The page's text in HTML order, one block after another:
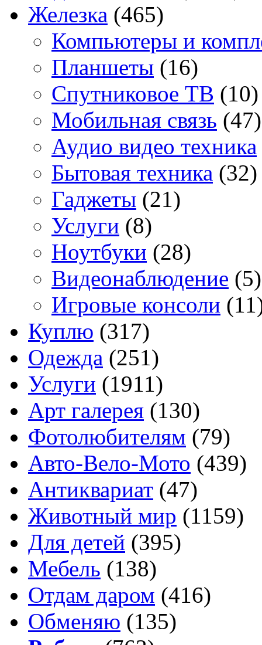
Железка (465)
Компьютеры и
Планшеты (16)
Спутниковое ТВ (10)
Мобильная связь (47)
Аудио видео техника
Бытовая техника (32)
Гаджеты (21)
Услуги (8)
Ноутбуки (28)
Видеонаблюдение (5)
Игровые консоли
Куплю (317)
Одежда (251)
Услуги (1911)
Арт галерея (130)
Фотолюбителям (79)
Авто-Вело-Мото (439)
Антиквариат (47)
Животный мир (1159)
Для детей (395)
Мебель (138)
Отдам даром (416)
Обменяю (135)